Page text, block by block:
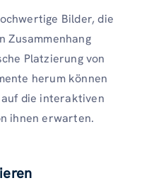
Bilder, die
Zusammenhang
Platzierung von
herum können
die interaktiven
ihnen erwarten.